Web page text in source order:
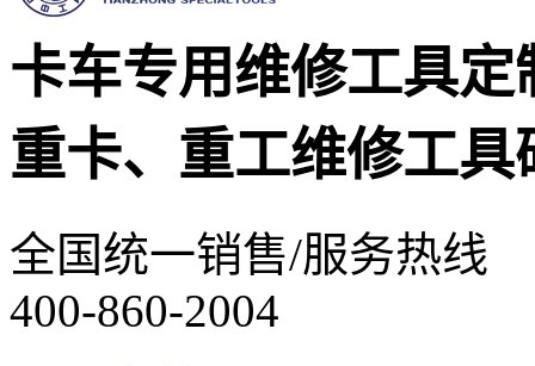
卡车专用维修工具定
重卡、重工维修工
全国统一销售/服务热线
400-860-2004